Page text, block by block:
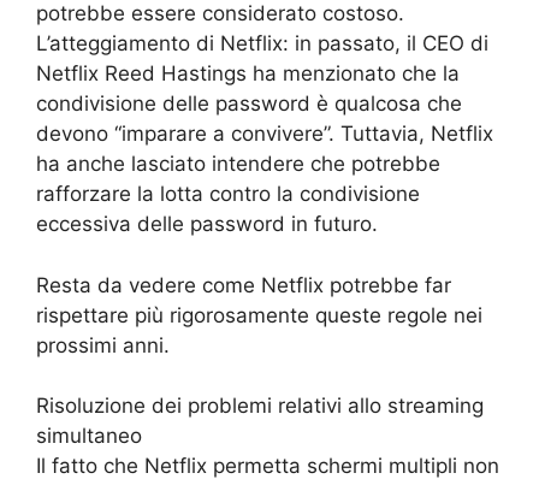
potrebbe essere considerato costoso.
L’atteggiamento di Netflix: in passato, il CEO di
Netflix Reed Hastings ha menzionato che la
condivisione delle password è qualcosa che
devono “imparare a convivere”. Tuttavia, Netflix
ha anche lasciato intendere che potrebbe
rafforzare la lotta contro la condivisione
eccessiva delle password in futuro.
Resta da vedere come Netflix potrebbe far
rispettare più rigorosamente queste regole nei
prossimi anni.
Risoluzione dei problemi relativi allo streaming
simultaneo
Il fatto che Netflix permetta schermi multipli non